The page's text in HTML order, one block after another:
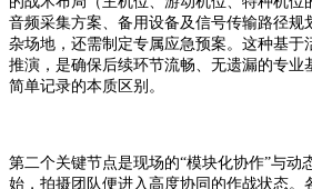
音频采集方案、备用设备及信号传输路径规
杂场地，还需制定专属应急预案。这种基于
推演，是确保后续环节流畅、无遗漏的专业
简单记录的本质区别。
第二个关键节点是现场的“模块化协作”与动
始，拍摄团队便进入高度协同的作战状态。